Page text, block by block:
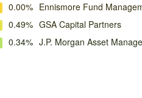
0.00% Ennismore Fund
0.49% GSA Capital Partners
0.34% J.P. Morgan Asset